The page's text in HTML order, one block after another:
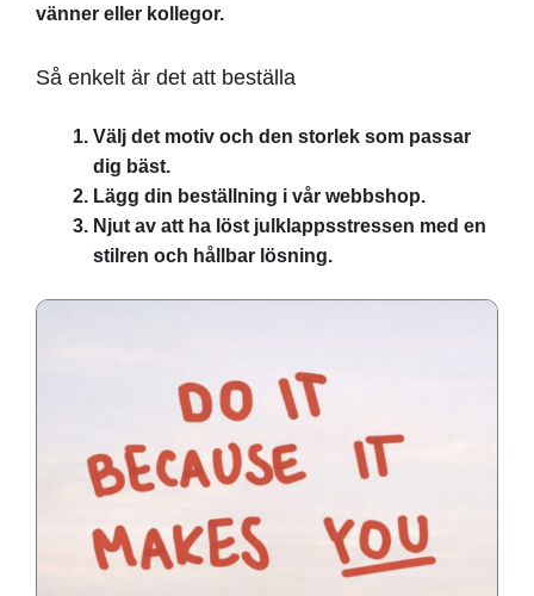
vänner eller kollegor.
Så enkelt är det att beställa
Välj det motiv och den storlek som passar
dig bäst.
Lägg din beställning i vår webbshop.
Njut av att ha löst julklappsstressen med en
stilren och hållbar lösning.